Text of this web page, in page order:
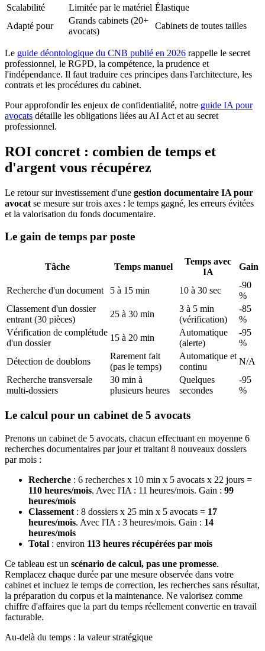
Scalabilité
Limitée par le matériel Élastique
Adapté pour
Grands cabinets (20+
avocats)
Cabinets de toutes tailles
Le guide déontologique du CNB publié en 2026 rappelle le secret
professionnel, le RGPD, la compétence, la prudence et
l'indépendance. Il faut traduire ces principes dans l'architecture, les
contrats et les procédures du cabinet.
Pour approfondir les enjeux de confidentialité, notre guide IA pour
avocats détaille les obligations liées au AI Act et au secret
professionnel.
ROI concret : combien de temps et
d'argent vous récupérez
Le retour sur investissement d'une gestion documentaire IA pour
avocat se mesure sur trois axes : le temps gagné, les erreurs évitées
et la valorisation du fonds documentaire.
Le gain de temps par poste
Tâche Temps manuel
Temps avec
IA
Gain
Recherche d'un document 5 à 15 min 10 à 30 sec
-90
%
Classement d'un dossier
entrant (30 pièces)
25 à 30 min
3 à 5 min
(vérification)
-85
%
Vérification de complétude
d'un dossier
15 à 20 min
Automatique
(alerte)
-95
%
Détection de doublons
Rarement fait
(pas le temps)
Automatique et
continu
N/A
Recherche transversale
multi-dossiers
30 min à
plusieurs heures
Quelques
secondes
-95
%
Le calcul pour un cabinet de 5 avocats
Prenons un cabinet de 5 avocats, chacun effectuant en moyenne 6
recherches documentaires par jour et traitant 8 nouveaux dossiers
par mois :
Recherche : 6 recherches x 10 min x 5 avocats x 22 jours =
110 heures/mois. Avec l'IA : 11 heures/mois. Gain : 99
heures/mois
Classement : 8 dossiers x 25 min x 5 avocats = 17
heures/mois. Avec l'IA : 3 heures/mois. Gain : 14
heures/mois
Total : environ 113 heures récupérées par mois
Ce tableau est un scénario de calcul, pas une promesse.
Remplacez chaque durée par une mesure observée dans votre
cabinet et incluez le temps de correction, les recherches sans résultat,
la préparation du corpus et la maintenance. Ne valorisez comme
chiffre d'affaires que la part du temps réellement convertie en travail
facturable.
Au-delà du temps : la valeur stratégique